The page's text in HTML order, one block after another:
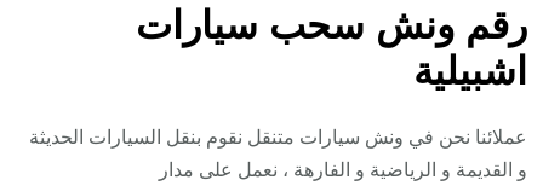
رقمونش سحب سيارات
اشبيلية
عملائنا نحن في ونش سيارات متنقل نقوم بنقل السيارات الحديثة
و القديمة و الرياضية و الفارهة ، نعمل على مدار